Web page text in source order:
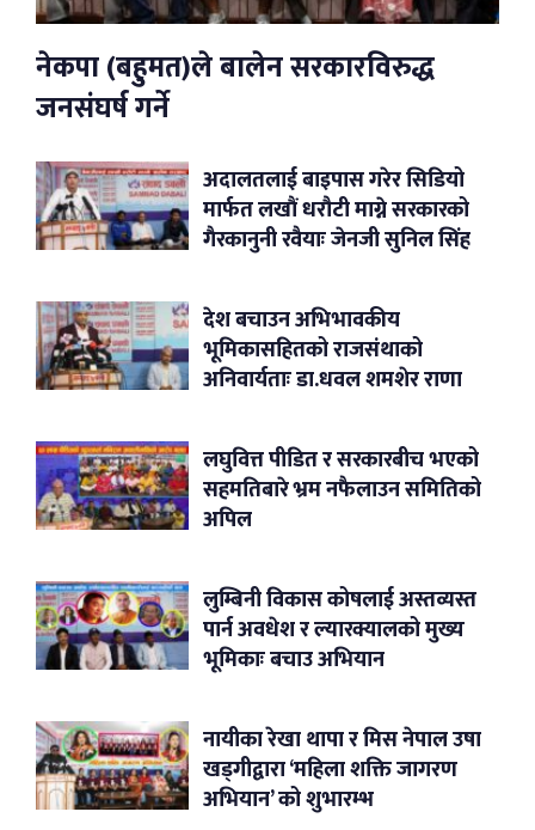
नेकपा (बहुमत)ले बालेन सरकारविरुद्ध
जनसंघर्ष गर्ने
अदालतलाई बाइपास गरेर सिडियो
मार्फत लखौं धरौटी माग्ने सरकारको
गैरकानुनी रवैयाः जेनजी सुनिल सिंह
देश बचाउन अभिभावकीय
भूमिकासहितको राजसंथाको
अनिवार्यताः डा.धवल शमशेर राणा
लघुवित्त पीडित र सरकारबीच भएको
सहमतिबारे भ्रम नफैलाउन समितिको
अपिल
लुम्बिनी विकास कोषलाई अस्तव्यस्त
पार्न अवधेश र ल्यारक्यालको मुख्य
भूमिकाः बचाउ अभियान
नायीका रेखा थापा र मिस नेपाल उषा
खड्गीद्वारा ‘महिला शक्ति जागरण
अभियान’ को शुभारम्भ